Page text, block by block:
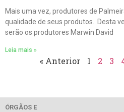
Mais uma vez, produtores de
qualidade de seus produtos. Desta
serão os produtores Marwin David
Leia mais »
« Anterior 1 2 3
ÓRGÃOS E